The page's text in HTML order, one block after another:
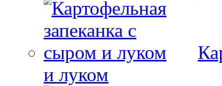
и луком